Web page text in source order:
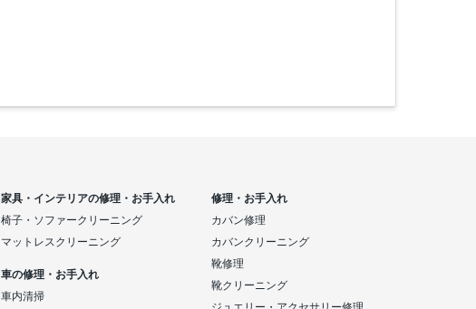
家具・インテリアの修理・お手入れ
椅子・ソファークリーニング
マットレスクリーニング
車の修理・お手入れ
車内清掃
修理・お手入れ
カバン修理
カバンクリーニング
靴修理
靴クリーニング